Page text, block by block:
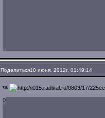
Поделиться10 июня, 2012г. 01:49:14
за
0